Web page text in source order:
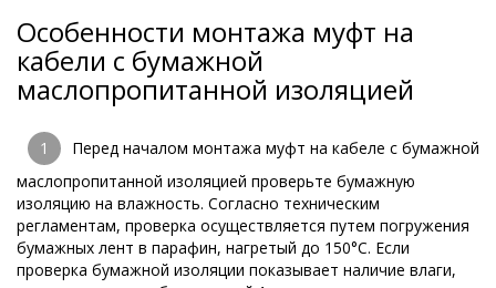
Особенности монтажа муфт на
кабели с бумажной
маслопропитанной изоляцией
Перед началом монтажа муфт на кабеле с бумажной
маслопропитанной изоляцией проверьте бумажную
изоляцию на влажность. Согласно техническим
регламентам, проверка осуществляется путем погружения
бумажных лент в парафин, нагретый до 150°С. Если
проверка бумажной изоляции показывает наличие влаги,